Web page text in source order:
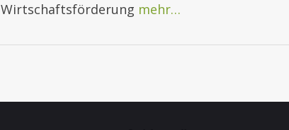
Wirtschaftsförderung mehr…